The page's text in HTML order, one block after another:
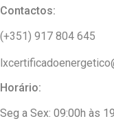
Contactos:
(+351) 917 804 645
Horário:
Seg a Sex: 09:00h às